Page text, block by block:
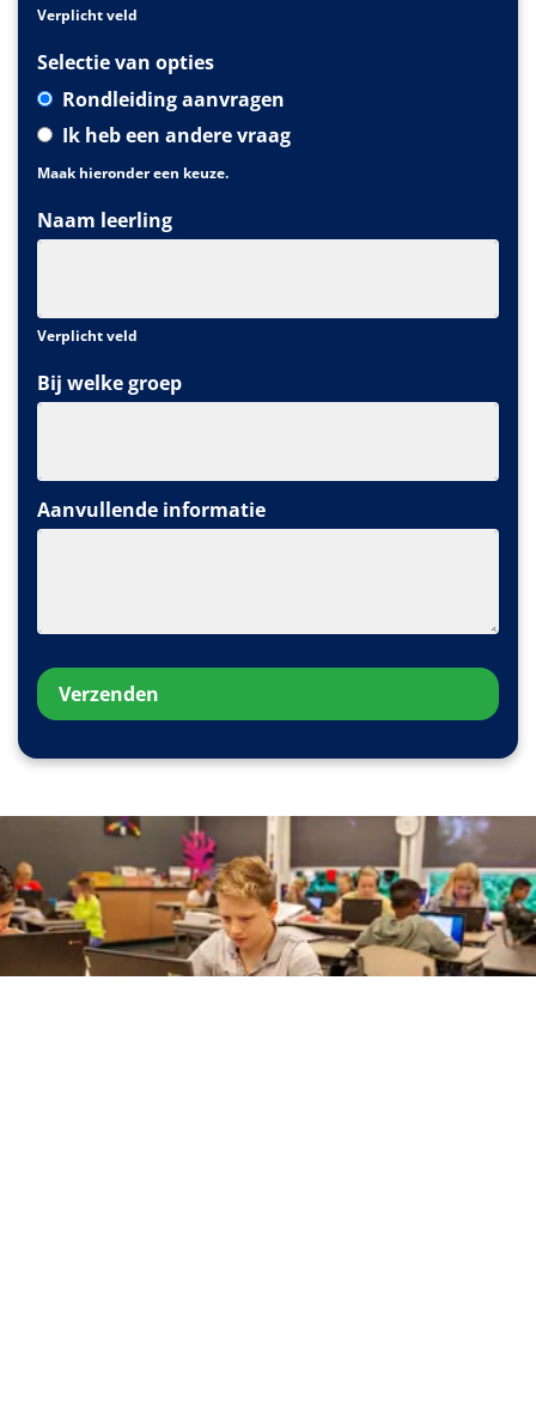
Verplicht veld
Selectie van opties
Rondleiding aanvragen
Ik heb een andere vraag
Maak hieronder een keuze.
Naam leerling
Verplicht veld
Bij welke groep
Aanvullende informatie
Verzenden